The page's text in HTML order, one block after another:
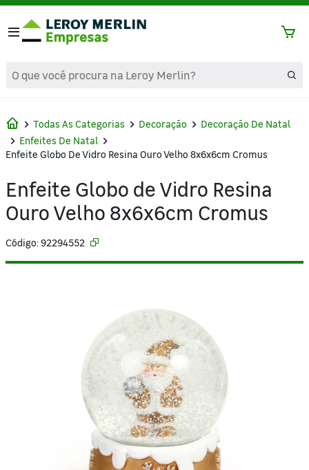
text.skipToContent
text.skipToNavigation
Todas As Categorias Decoração
Decoração De Natal
Enfeites De Natal
Enfeite Globo De Vidro Resina Ouro Velho 8x6x6cm Cromus
Enfeite Globo de Vidro Resina
Ouro Velho 8x6x6cm Cromus
Código: 92294552